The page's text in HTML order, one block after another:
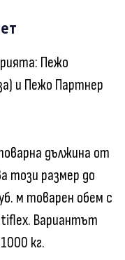
Пежо
и Пежо Партнер
дължина от
този размер до
м товарен обем с
Вариантът
кг.